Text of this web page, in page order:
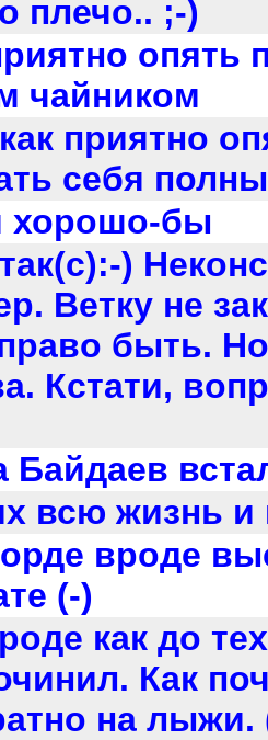
плечо.. ;-)
опять
чайником
приятно
себя
хорошо-бы
)
Ветку не
быть.
Кстати,
Байдаев
всю жизнь и
вроде
(-)
как до
Как
на лыжи.